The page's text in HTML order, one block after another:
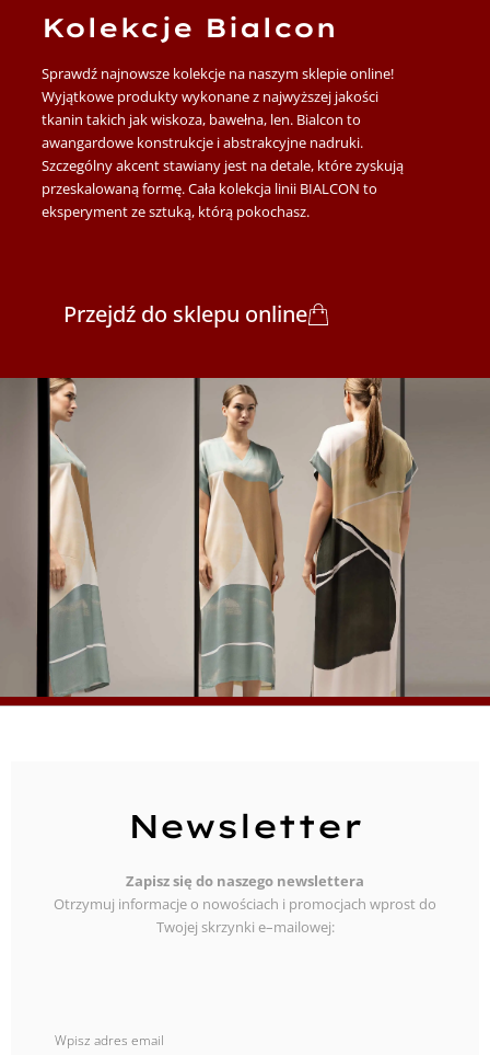
Kolekcje Bialcon
Sprawdź najnowsze kolekcje na naszym sklepie online!
Wyjątkowe produkty wykonane z najwyższej jakości
tkanin takich jak wiskoza, bawełna, len. Bialcon to
awangardowe konstrukcje i abstrakcyjne nadruki.
Szczególny akcent stawiany jest na detale, które zyskują
przeskalowaną formę. Cała kolekcja linii BIALCON to
eksperyment ze sztuką, którą pokochasz.
Przejdź do sklepu online
Newsletter
Zapisz się do naszego newslettera
Otrzymuj informacje o nowościach i promocjach wprost do
Twojej skrzynki e–mailowej: